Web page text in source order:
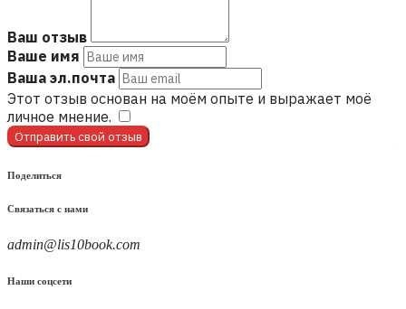
Ваш отзыв
Ваше имя
Ваша эл.почта
Этот отзыв основан на моём опыте и выражает моё
личное мнение.
Отправить свой отзыв
Поделиться
Связаться с нами
admin@lis10book.com
Наши соцсети